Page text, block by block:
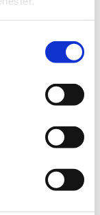
mellem
sider.
kan få store
tekstens